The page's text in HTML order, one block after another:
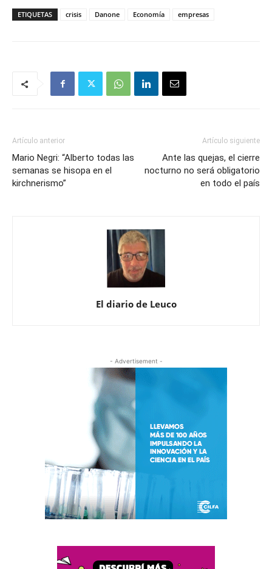
ETIQUETAS crisis Danone Economía empresas
Artículo anterior
Mario Negri: “Alberto todas las
semanas se hisopa en el
kirchnerismo”
Artículo siguiente
Ante las quejas, el cierre
nocturno no será obligatorio
en todo el país
El diario de Leuco
- Advertisement -